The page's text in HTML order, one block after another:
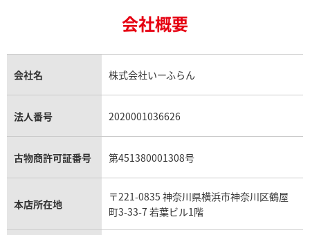
金貨買取
貴金属買取
銀・シルバー買取
パラジウム買取
トパーズ買取
タンザナイト買取
キャッツアイ買取
アクアマリン買取
ロレックス エクスプローラー買取
ロレックス デイトジャスト買取
パテック フィリップノーチラス買取
ヴァシュロン・コンスタンタン買取
オメガ買取
カルティエ買取
フランク ミュラー買取
リシャール・ミル買取
シャネル マトラッセ買取
セリーヌ買取
プラダ買取
ヴァンクリーフ＆アーペル買取
ショーメ買取
ダミアーニ買取
モーブッサン買取
会社概要
会社名 株式会社いーふらん
法人番号 2020001036626
古物商許可証番号 第451380001308号
本店所在地
〒221-0835 神奈川県横浜市神奈川区鶴屋
町3-33-7 若葉ビル1階